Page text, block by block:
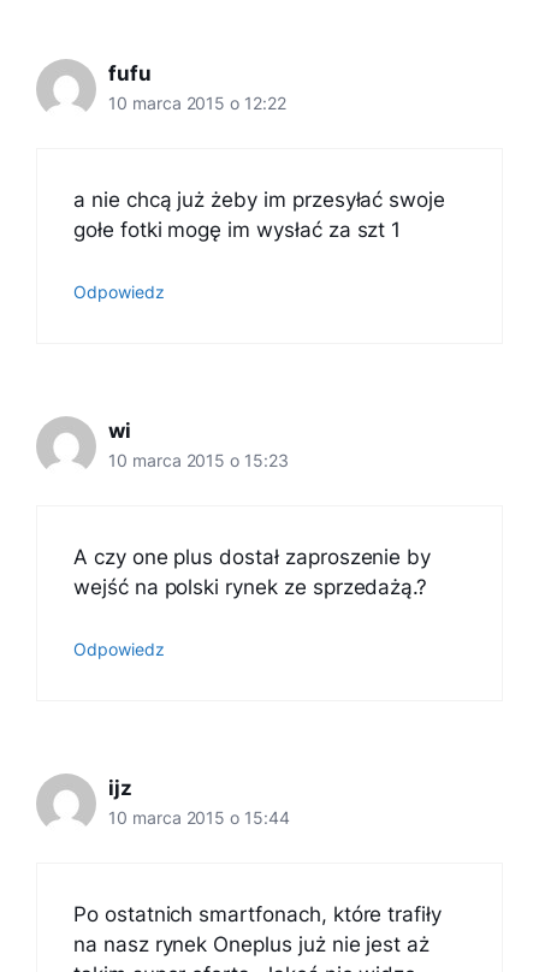
fufu
10 marca 2015 o 12:22
a nie chcą już żeby im przesyłać swoje
gołe fotki mogę im wysłać za szt 1
Odpowiedz
wi
10 marca 2015 o 15:23
A czy one plus dostał zaproszenie by
wejść na polski rynek ze sprzedażą.?
Odpowiedz
ijz
10 marca 2015 o 15:44
Po ostatnich smartfonach, które trafiły
na nasz rynek Oneplus już nie jest aż